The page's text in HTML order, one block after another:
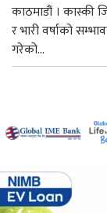
काठमाडौं । कास्की
र भारी वर्षाको
गरेको...